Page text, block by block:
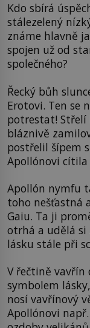
Kdo sbírá
stálezelený
známe hlavně
spojen už od
společného?
Řecký bůh
Erotovi. Ten se
potrestat! Střelí
bláznivě
postřelil šípem
Apollónovi
Apollón nymfu
toho nešťastná
Gaiu. Ta ji
otrhá a udělá si
lásku stále při
V řečtině vavřín
symbolem
nosí vavřínový
Apollónovi např.